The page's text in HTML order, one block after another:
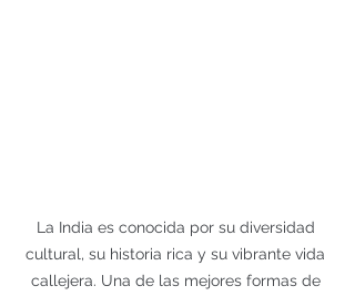
La India es conocida por su diversidad
cultural, su historia rica y su vibrante vida
callejera. Una de las mejores formas de